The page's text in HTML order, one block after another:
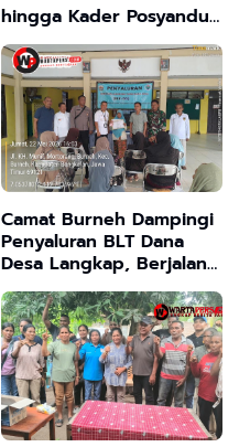
hingga Kader Posyandu
Tertunda Akibat PMK 81
Camat Burneh Dampingi
Penyaluran BLT Dana
Desa Langkap, Berjalan
Aman dan Kondusif